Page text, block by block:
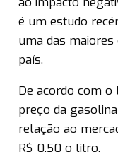
é um estudo
uma das
país.
De acordo com
preço da
relação ao
R$ 0,50 o litro.